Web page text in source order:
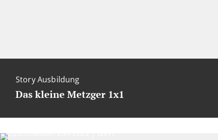
Story Ausbildung
Das kleine Metzger 1x1